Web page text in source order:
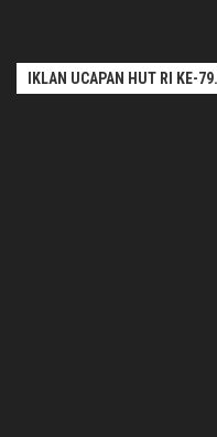
IKLAN UCAPAN HUT RI KE-